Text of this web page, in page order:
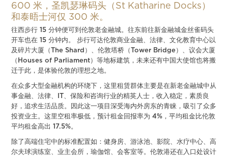
600 米，圣凯瑟琳码头（St Katharine Docks）
和泰晤士河仅 300 米。
往西步行 15 分钟便可到伦敦老金融城。往东前往新金融城金丝雀码头
开车也在 15 分钟内。 步行可达伦敦商业金融、法律、文化教育中心以
及碎片大厦（The Shard）、伦敦塔桥（Tower Bridge）、议会大厦
（Houses of Parliament）等地标建筑，未来还有中国大使馆也将搬
迁于此，是体验伦敦的理想之地。
在众多大型金融机构的环绕下，这里租赁群体主要是在新老金融城中从
事金融、法律、IT、保险和咨询行业的精英人士，收入稳定，素质良
好，追求生活品质。因此这一项目深受海内外房东的青睐，吸引了众多
投资业主。这里空租率极低，预计租金回报率为 4%，平均租金比伦敦
平均租金高出 17.5%。
除了高端住宅中的标准配置如：健身房、游泳池、影院、水疗中心、高
尔夫球演练室、业主会所，瑜伽馆、会客室等。伦敦港还在入口处设计